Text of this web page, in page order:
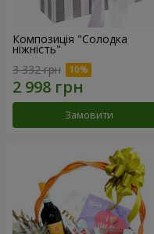
Композиція "Солодка
ніжність"
3 332 грн
Замовити